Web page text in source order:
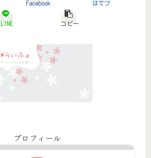
Facebook はてブ
LINE コピー
プロフィール